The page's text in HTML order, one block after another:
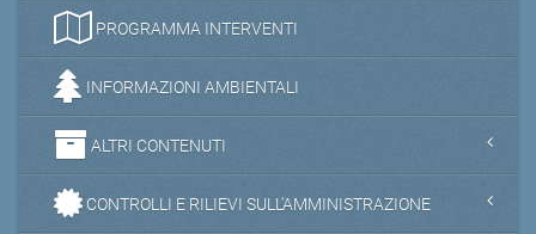
PROGRAMMA INTERVENTI
INFORMAZIONI AMBIENTALI
ALTRI CONTENUTI
CONTROLLI E RILIEVI SULL'AMMINISTRAZIONE